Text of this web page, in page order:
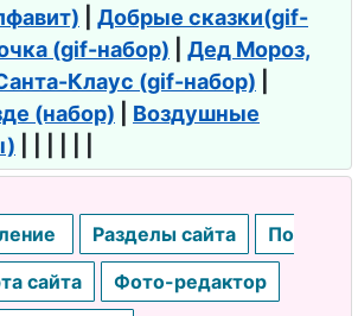
Добрые сказки(gif-
(gif-набор)
Дед Мороз,
Клаус (gif-набор)
(набор)
Воздушные
Разделы сайта
По
сайта
Фото-редактор